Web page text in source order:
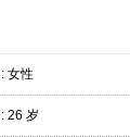
女性
26 岁